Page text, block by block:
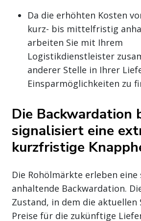
Da die erhöhten Kosten
kurz- bis mittelfristig
arbeiten Sie mit Ihrem
Logistikdienstleister
anderer Stelle in Ihrer
Einsparmöglichkeiten zu
Die Backwardation
signalisiert eine
kurzfristige
Die Rohölmärkte erleben
anhaltende Backwardation.
Zustand, in dem die aktuellen
Preise für die zukünftige